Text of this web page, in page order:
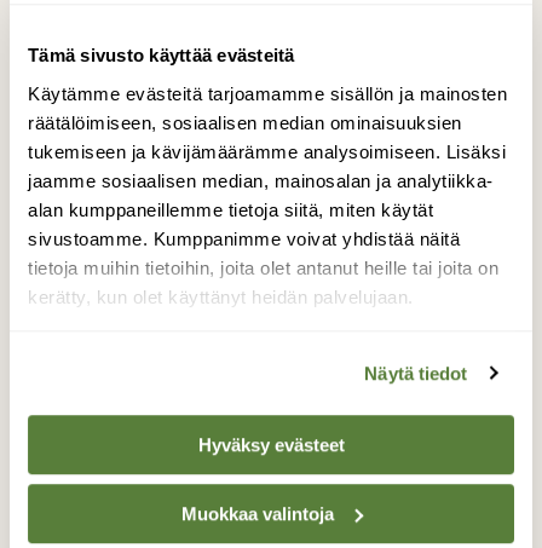
Tämä sivusto käyttää evästeitä
Käytämme evästeitä tarjoamamme sisällön ja mainosten
räätälöimiseen, sosiaalisen median ominaisuuksien
tukemiseen ja kävijämäärämme analysoimiseen. Lisäksi
jaamme sosiaalisen median, mainosalan ja analytiikka-
alan kumppaneillemme tietoja siitä, miten käytät
sivustoamme. Kumppanimme voivat yhdistää näitä
tietoja muihin tietoihin, joita olet antanut heille tai joita on
kerätty, kun olet käyttänyt heidän palvelujaan.
Näytä tiedot
Hyväksy evästeet
Muokkaa valintoja
Lehti + Digi -tilaus alk. 23,40 €
10 painetun lehden numeroa
vuodessa.
lehtiartikkelit lisämateriaaleineen